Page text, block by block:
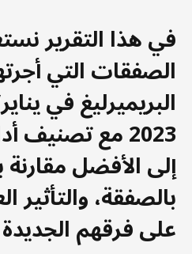
في هذا التقرير
الصفقات التي
البريميرليغ في
2023 مع
إلى الأفضل مقارنة
بالصفقة، والتأثير
على فرقهم